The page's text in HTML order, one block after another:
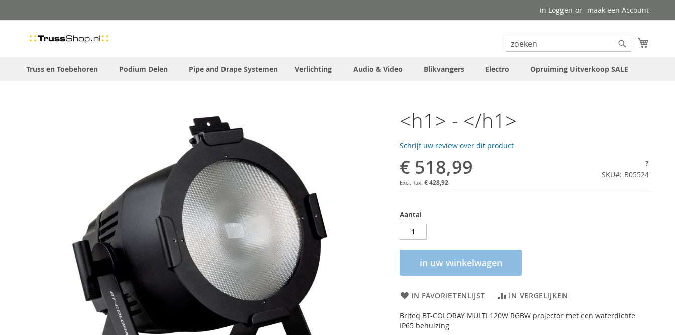
to
in Loggen maak een Account
Search
Truss en Toebehoren
Podium Delen Pipe and Drape Systemen Verlichting Audio & Video Blikvangers Electro Opruiming Uitverkoop SALE
<h1> - </h1>
Schrijf uw review over dit product
€ 518,99
€ 428,92
?
SKU
B05524
Aantal
in uw winkelwagen
IN FAVORIETENLIJST IN VERGELIJKEN
Briteq BT-COLORAY MULTI 120W RGBW projector met een waterdichte
IP65 behuizing